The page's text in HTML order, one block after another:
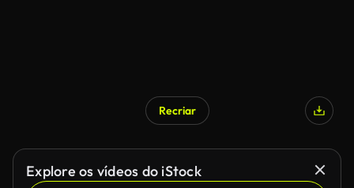
Recriar
Explore os vídeos do iStock